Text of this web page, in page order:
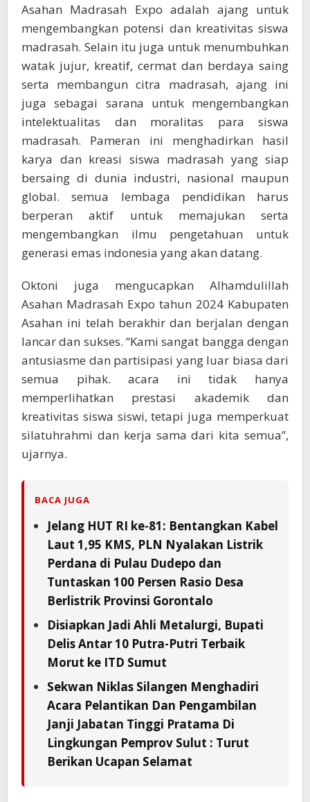
Asahan Madrasah Expo adalah ajang untuk
mengembangkan potensi dan kreativitas siswa
madrasah. Selain itu juga untuk menumbuhkan
watak jujur, kreatif, cermat dan berdaya saing
serta membangun citra madrasah, ajang ini
juga sebagai sarana untuk mengembangkan
intelektualitas dan moralitas para siswa
madrasah. Pameran ini menghadirkan hasil
karya dan kreasi siswa madrasah yang siap
bersaing di dunia industri, nasional maupun
global. semua lembaga pendidikan harus
berperan aktif untuk memajukan serta
mengembangkan ilmu pengetahuan untuk
generasi emas indonesia yang akan datang.
Oktoni juga mengucapkan Alhamdulillah
Asahan Madrasah Expo tahun 2024 Kabupaten
Asahan ini telah berakhir dan berjalan dengan
lancar dan sukses. “Kami sangat bangga dengan
antusiasme dan partisipasi yang luar biasa dari
semua pihak. acara ini tidak hanya
memperlihatkan prestasi akademik dan
kreativitas siswa siswi, tetapi juga memperkuat
silatuhrahmi dan kerja sama dari kita semua”,
ujarnya.
BACA JUGA
Jelang HUT RI ke-81: Bentangkan Kabel
Laut 1,95 KMS, PLN Nyalakan Listrik
Perdana di Pulau Dudepo dan
Tuntaskan 100 Persen Rasio Desa
Berlistrik Provinsi Gorontalo
Disiapkan Jadi Ahli Metalurgi, Bupati
Delis Antar 10 Putra-Putri Terbaik
Morut ke ITD Sumut
Sekwan Niklas Silangen Menghadiri
Acara Pelantikan Dan Pengambilan
Janji Jabatan Tinggi Pratama Di
Lingkungan Pemprov Sulut : Turut
Berikan Ucapan Selamat